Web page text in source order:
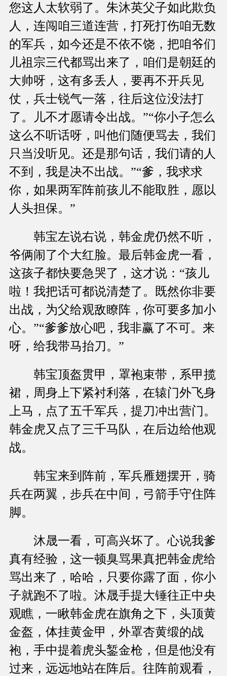
您这人太软弱了。朱沐英父子如此欺负
人，连闯咱三道连营，打死打伤咱无数
的军兵，如今还是不依不饶，把咱爷们
儿祖宗三代都骂出来了，咱们是朝廷的
大帅呀，这有多丢人，要再不开兵见
仗，兵士锐气一落，往后这位没法打
了。儿不才愿请令出战。”“你小子怎么
这么不听话呀，叫他们随便骂去，我们
只当没听见。还是那句话，我们请的人
不到，我是决不出战。”“爹，我求求
你，如果两军阵前孩儿不能取胜，愿以
人头担保。”
韩宝左说右说，韩金虎仍然不听，
爷俩闹了个大红脸。最后韩金虎一看，
这孩子都快要急哭了，这才说：“孩儿
啦！我把话可都说清楚了。既然你非要
出战，为父给观敌瞭阵，你可要多加小
心。”“爹爹放心吧，我非赢了不可。来
呀，给我带马抬刀。”
韩宝顶盔贯甲，罩袍束带，系甲揽
裙，周身上下紧衬利落，在辕门外飞身
上马，点了五千军兵，提刀冲出营门。
韩金虎又点了三千马队，在后边给他观
战。
韩宝来到阵前，军兵雁翅摆开，骑
兵在两翼，步兵在中间，弓箭手守住阵
脚。
沐晟一看，可高兴坏了。心说我爹
真有经验，这一顿臭骂果真把韩金虎给
骂出来了，哈哈，只要你露了面，你小
子就跑不了啦。沐晟手提大锤往正中央
观瞧，一瞅韩金虎在旗角之下，头顶黄
金盔，体挂黄金甲，外罩杏黄缎的战
袍，手中提着虎头錾金枪，但是他没有
过来，远远地站在阵后。往阵前观看，